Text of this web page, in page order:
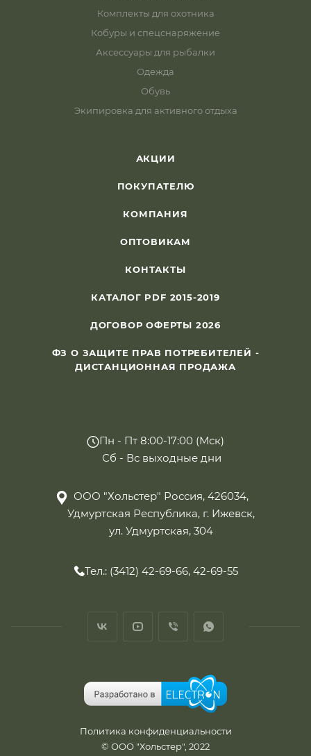
Комплекты для охотника
Кобуры и спецснаряжение
Аксессуары для рыбалки
Одежда
Обувь
Экипировка для активного отдыха
АКЦИИ
ПОКУПАТЕЛЮ
КОМПАНИЯ
ОПТОВИКАМ
КОНТАКТЫ
КАТАЛОГ PDF 2015-2019
ДОГОВОР ОФЕРТЫ 2026
ФЗ О ЗАЩИТЕ ПРАВ ПОТРЕБИТЕЛЕЙ -
ДИСТАНЦИОННАЯ ПРОДАЖА
Пн - Пт 8:00-17:00 (Мск)
Сб - Вс выходные дни
ООО "Хольстер" Россия, 426034,
Удмуртская Республика, г. Ижевск,
ул. Удмуртская, 304
Тел.: (3412) 42-69-66, 42-69-55
Политика конфиденциальности
© ООО "Хольстер", 2022